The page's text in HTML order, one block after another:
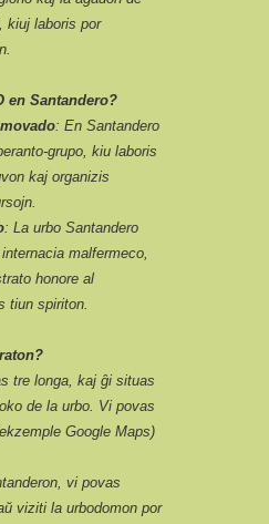
kiuj laboris por
en Santandero?
: En Santandero
grupo, kiu laboris
kaj organizis
: La urbo Santandero
malfermeco,
honore al
tiun spiriton.
tre longa, kaj ĝi situas
de la urbo. Vi povas
Google Maps)
vi povas
viziti la urbodomon por